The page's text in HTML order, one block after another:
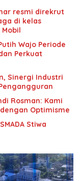
resmi direkrut
di kelas
Mobil
Wajo Periode
Perkuat
Sinergi Industri
Rosman: Kami
Optimisme
Stiwa